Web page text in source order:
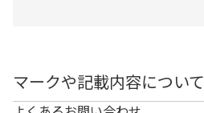
マークや記載内容について